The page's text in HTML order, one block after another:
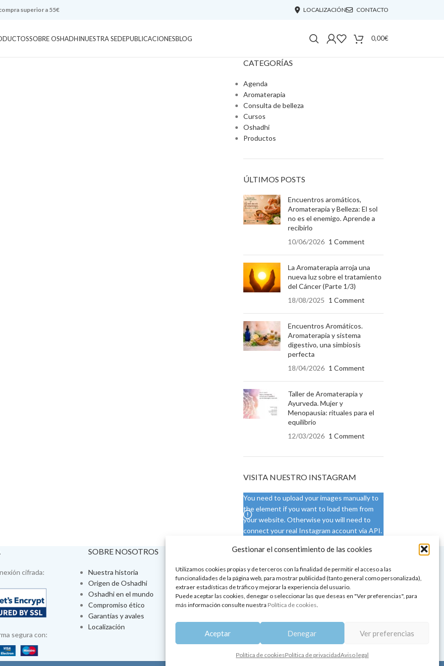
Gestionar el consentimiento de las cookies
Utilizamos cookies propias y de terceros con la finalidad de permitir el acceso a las
funcionalidades de la página web, para mostrar publicidad (tanto general como personalizada),
extraer estadísticas de tráfico y mejorar la experiencia del usuario.
Puede aceptar las cookies, denegar o seleccionar las que deseas en "Ver preferencias", para
más información consulte nuestra Política de cookies.
Aceptar Denegar Ver preferencias
Política de cookiesPolítica de privacidadAviso legal
superior a 55€ LOCALIZACIÓN CONTACTO
SOBRE OSHADHINUESTRA SEDEPUBLICACIONESBLOG 0,00€
CATEGORÍAS
Agenda
Aromaterapia
Consulta de belleza
Cursos
Oshadhi
Productos
ÚLTIMOS POSTS
Encuentros aromáticos,
Aromaterapia y Belleza: El sol
no es el enemigo. Aprende a
recibirlo
10/06/2026 1 Comment
La Aromaterapia arroja una
nueva luz sobre el tratamiento
del Cáncer (Parte 1/3)
18/08/2025 1 Comment
Encuentros Aromáticos.
Aromaterapia y sistema
digestivo, una simbiosis
perfecta
18/04/2026 1 Comment
Taller de Aromaterapia y
Ayurveda. Mujer y
Menopausia: rituales para el
equilibrio
12/03/2026 1 Comment
VISITA NUESTRO INSTAGRAM
You need to upload your images manually to
the element if you want to load them from
your website. Otherwise you will need to
connect your real Instagram account via API.
cifrada:
segura con:
SOBRE NOSOTROS
Nuestra historia
Origen de Oshadhi
Oshadhi en el mundo
Compromiso ético
Garantías y avales
Localización
VISÍTA NUESTRA SEDE
Tienda física
Talleres de aromaterapia
Tratamientos de belleza
Ayurveda
Aromaterapia y bienestar
CONDICIONES DE USO
Condiciones generales
Cambios y devoluciones
Formas de pago
Formas de envío